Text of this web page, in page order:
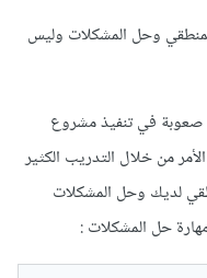
وحل المشكلات وليس
في تنفيذ مشروع
من خلال التدريب الكثير
لديك وحل المشكلات
حل المشكلات :